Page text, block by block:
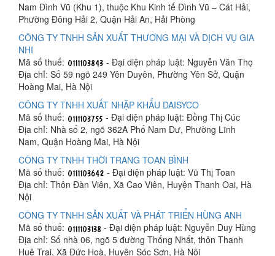
Nam Đình Vũ (Khu 1), thuộc Khu Kinh tế Đình Vũ – Cát Hải,
Phường Đông Hải 2, Quận Hải An, Hải Phòng
CÔNG TY TNHH SẢN XUẤT THƯƠNG MẠI VÀ DỊCH VỤ GIA
NHI
Mã số thuế:
- Đại diện pháp luật: Nguyễn Văn Thọ
Địa chỉ: Số 59 ngõ 249 Yên Duyên, Phường Yên Sở, Quận
Hoàng Mai, Hà Nội
CÔNG TY TNHH XUẤT NHẬP KHẨU DAISYCO
Mã số thuế:
- Đại diện pháp luật: Đồng Thị Cúc
Địa chỉ: Nhà số 2, ngõ 362A Phố Nam Dư, Phường Lĩnh
Nam, Quận Hoàng Mai, Hà Nội
CÔNG TY TNHH THỜI TRANG TOAN BÌNH
Mã số thuế:
- Đại diện pháp luật: Vũ Thị Toan
Địa chỉ: Thôn Đàn Viên, Xã Cao Viên, Huyện Thanh Oai, Hà
Nội
CÔNG TY TNHH SẢN XUẤT VÀ PHÁT TRIỂN HÙNG ANH
Mã số thuế:
- Đại diện pháp luật: Nguyễn Duy Hùng
Địa chỉ: Số nhà 06, ngõ 5 đường Thống Nhất, thôn Thanh
Huệ Trại, Xã Đức Hoà, Huyện Sóc Sơn, Hà Nội